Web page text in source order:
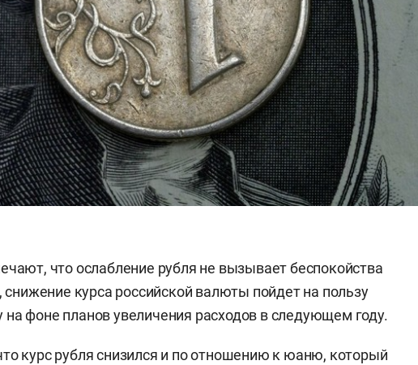
что ослабление рубля не вызывает беспокойства
курса российской валюты пойдет на пользу
фоне планов увеличения расходов в следующем году.
курс рубля снизился и по отношению к юаню, который